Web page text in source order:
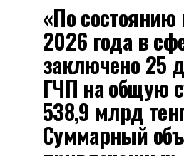
«По состоянию
2026 года в
заключено 25
ГЧП на общую
538,9 млрд
Суммарный